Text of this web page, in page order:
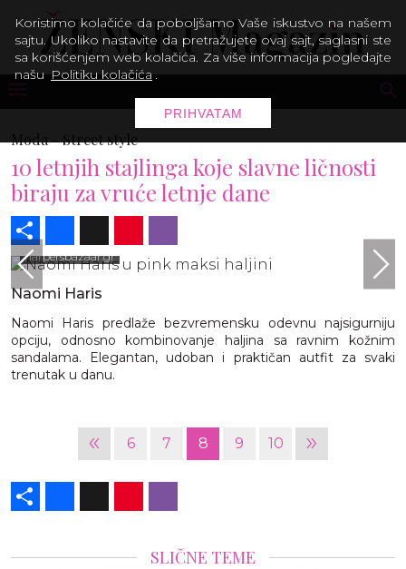
Moda -Street style
10 letnjih stajlinga koje slavne ličnosti
biraju za vruće letnje dane
harpersbazaar.gr
Naomi Haris
Naomi Haris predlaže bezvremensku odevnu najsigurniju
opciju, odnosno kombinovanje haljina sa ravnim kožnim
sandalama. Elegantan, udoban i praktičan autfit za svaki
trenutak u danu.
« 6 7 8 9 10 »
SLIČNE TEME
Koristimo kolačiće da poboljšamo Vaše iskustvo na našem
sajtu. Ukoliko nastavite da pretražujete ovaj sajt, saglasni ste
sa korišćenjem web kolačića. Za više informacija pogledajte
našu Politiku kolačića .
PRIHVATAM